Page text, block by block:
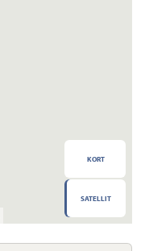
KORT
SATELLIT